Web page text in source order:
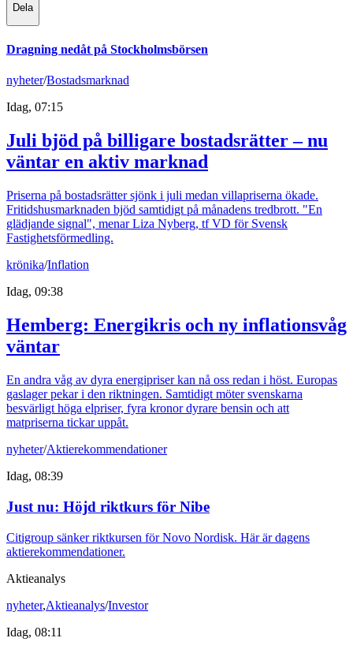
Dela
Dragning nedåt på Stockholmsbörsen
nyheter/Bostadsmarknad
Idag, 07:15
Juli bjöd på billigare bostadsrätter – nu
väntar en aktiv marknad
Priserna på bostadsrätter sjönk i juli medan villapriserna ökade.
Fritidshusmarknaden bjöd samtidigt på månadens tredbrott. "En
glädjande signal", menar Liza Nyberg, tf VD för Svensk
Fastighetsförmedling.
krönika/Inflation
Idag, 09:38
Hemberg: Energikris och ny inflationsvåg
väntar
En andra våg av dyra energipriser kan nå oss redan i höst. Europas
gaslager pekar i den riktningen. Samtidigt möter svenskarna
besvärligt höga elpriser, fyra kronor dyrare bensin och att
matpriserna tickar uppåt.
nyheter/Aktierekommendationer
Idag, 08:39
Just nu: Höjd riktkurs för Nibe
Citigroup sänker riktkursen för Novo Nordisk. Här är dagens
aktierekommendationer.
Aktieanalys
nyheter,Aktieanalys/Investor
Idag, 08:11